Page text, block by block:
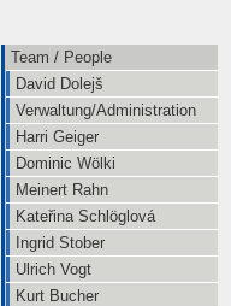
Team / People
David Dolejš
Verwaltung/Administration
Harri Geiger
Dominic Wölki
Meinert Rahn
Kateřina Schlöglová
Ingrid Stober
Ulrich Vogt
Kurt Bucher